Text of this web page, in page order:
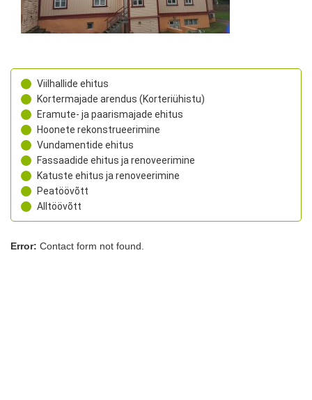
Viilhallide ehitus
Kortermajade arendus (Korteriühistu)
Eramute- ja paarismajade ehitus
Hoonete rekonstrueerimine
Vundamentide ehitus
Fassaadide ehitus ja renoveerimine
Katuste ehitus ja renoveerimine
Peatöövõtt
Alltöövõtt
Error: Contact form not found.